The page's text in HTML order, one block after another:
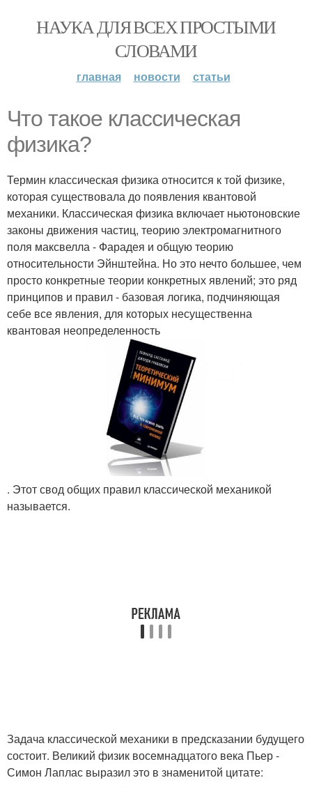
НАУКА ДЛЯ ВСЕХ ПРОСТЫМИ
СЛОВАМИ
главная новости статьи
Что такое классическая
физика?
Термин классическая физика относится к той физике,
которая существовала до появления квантовой
механики. Классическая физика включает ньютоновские
законы движения частиц, теорию электромагнитного
поля максвелла - Фарадея и общую теорию
относительности Эйнштейна. Но это нечто большее, чем
просто конкретные теории конкретных явлений; это ряд
принципов и правил - базовая логика, подчиняющая
себе все явления, для которых несущественна
квантовая неопределенность
. Этот свод общих правил классической механикой
называется.
Задача классической механики в предсказании будущего
состоит. Великий физик восемнадцатого века Пьер -
Симон Лаплас выразил это в знаменитой цитате: